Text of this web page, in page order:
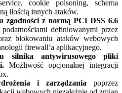
cookie poisoning, schema
ilością innych ataków.
zgodności z normą PCI DSS 6.6
definiowanymi przez
blokowaniu ataków webowych
firewall’a aplikacyjnego.
silnika antywirusowego pliki
Możliwość opcjonalnej integracji
i zarządzania poprzez